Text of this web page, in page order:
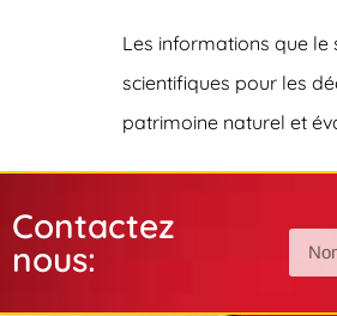
Les informations que
scientifiques pour les
patrimoine naturel et
Contactez
nous: